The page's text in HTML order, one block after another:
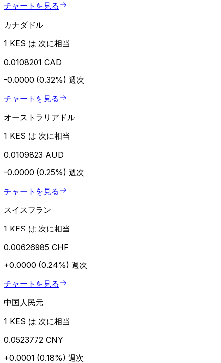
チャートを見る
カナダドル
1 KES は 次に相当
0.0108201 CAD
-0.0000 (0.32%) 週次
チャートを見る
オーストラリアドル
1 KES は 次に相当
0.0109823 AUD
-0.0000 (0.25%) 週次
チャートを見る
スイスフラン
1 KES は 次に相当
0.00626985 CHF
+0.0000 (0.24%) 週次
チャートを見る
中国人民元
1 KES は 次に相当
0.0523772 CNY
+0.0001 (0.18%) 週次